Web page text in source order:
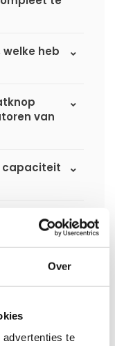
Over
te
heb
van
capaciteit
ik